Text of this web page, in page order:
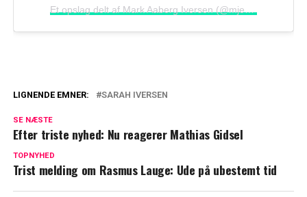
tradition: Sådan gik den improviserede
tale til Saugstrup
Simon Pytlick med privat afsløring:
Derfor har han den tatovering
LIGNENDE EMNER: SARAH IVERSEN
SE NÆSTE
Efter triste nyhed: Nu reagerer Mathias Gidsel
TOPNYHED
Trist melding om Rasmus Lauge: Ude på ubestemt tid